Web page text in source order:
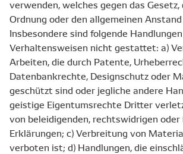
verwenden, welches gegen das
Ordnung oder den allgemeinen
Insbesondere sind folgende
Verhaltensweisen nicht gestattet: a)
Arbeiten, die durch Patente,
Datenbankrechte, Designschutz oder
geschützt sind oder jegliche andere
geistige Eigentumsrechte Dritter
von beleidigenden, rechtswidrigen
Erklärungen; c) Verbreitung von
verboten ist; d) Handlungen, die